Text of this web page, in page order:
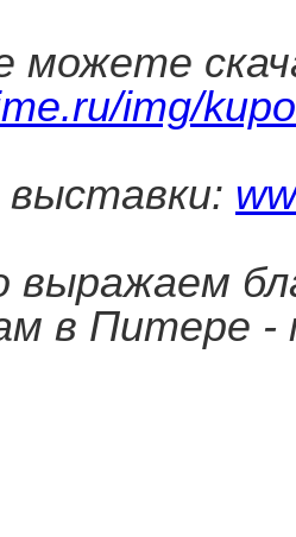
img/
выражаем
в Питере -